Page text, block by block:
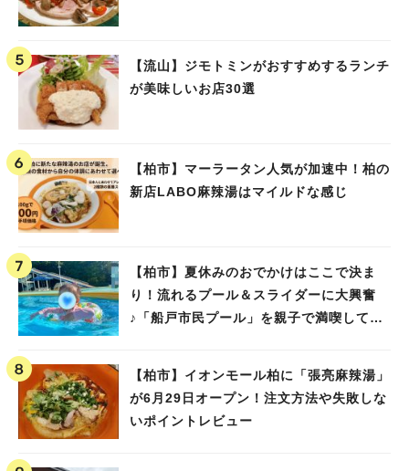
【流山】ジモトミンがおすすめするランチ
が美味しいお店30選
【柏市】マーラータン人気が加速中！柏の
新店LABO麻辣湯はマイルドな感じ
【柏市】夏休みのおでかけはここで決ま
り！流れるプール＆スライダーに大興奮
♪「船戸市民プール」を親子で満喫してき
【柏市】イオンモール柏に「張亮麻辣湯」
が6月29日オープン！注文方法や失敗しな
いポイントレビュー